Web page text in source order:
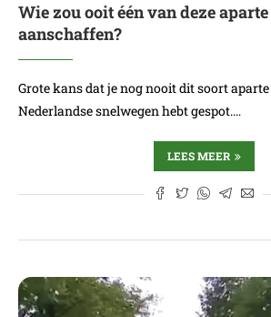
Wie zou ooit één van deze
aanschaffen?
Grote kans dat je nog nooit dit soort
Nederlandse snelwegen hebt gespot.…
LEES MEER